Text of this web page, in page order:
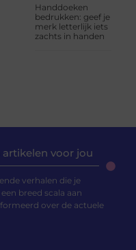
Handdoeken
bedrukken: geef je
merk letterlijk iets
zachts in handen
artikelen voor jou
verhalen die je
breed scala aan
over de actuele